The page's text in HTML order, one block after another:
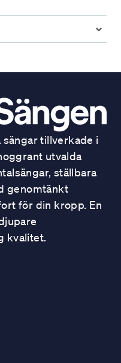
tillverkade i
utvalda
ställbara
genomtänkt
för din kropp. En
kvalitet.